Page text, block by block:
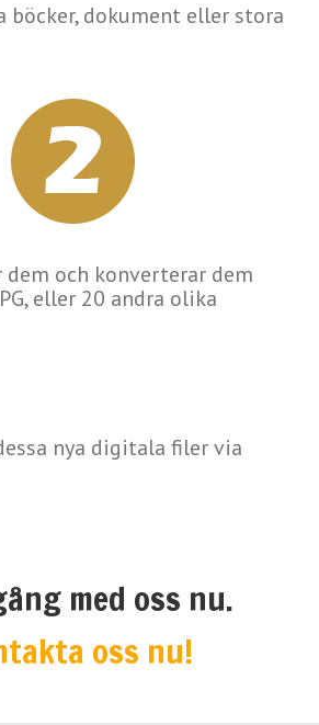
böcker, dokument eller stora
och konverterar dem
eller 20 andra olika
nya digitala filer via
med oss nu.
oss nu!